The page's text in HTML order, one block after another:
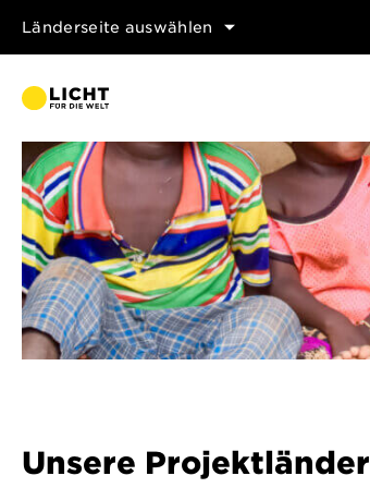
Länderseite auswählen
Unsere Projektländer